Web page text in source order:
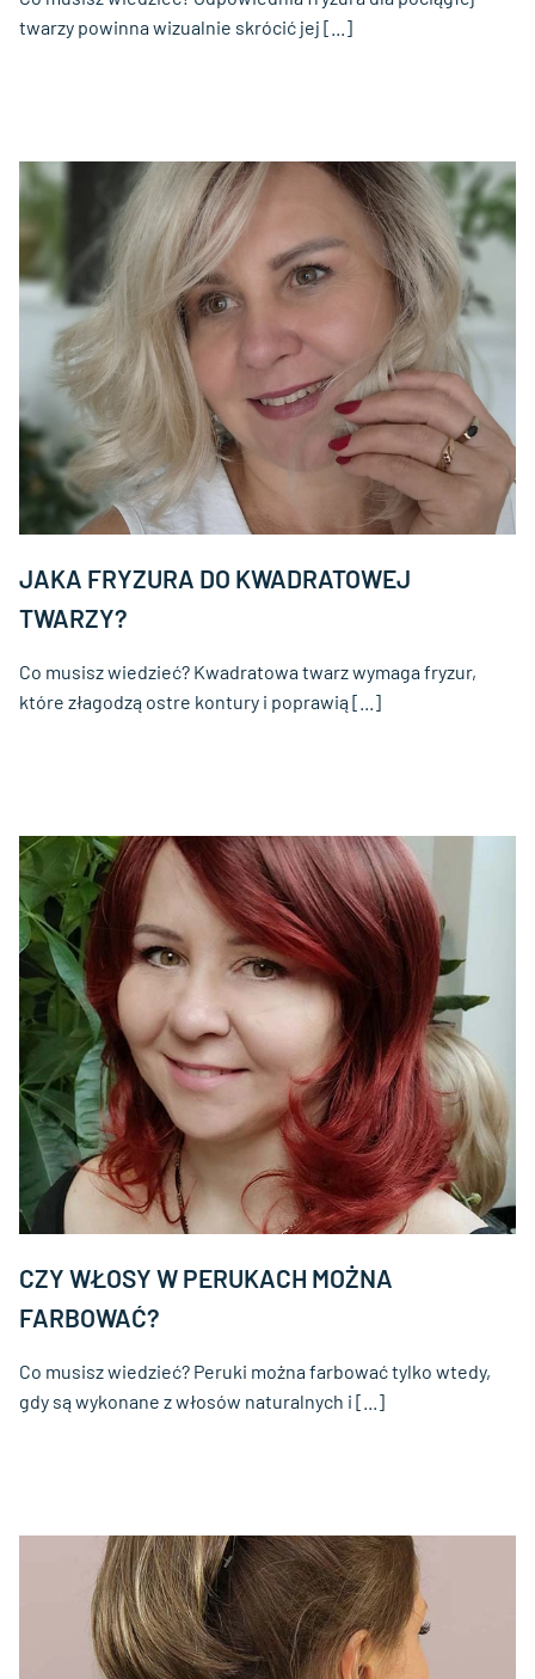
twarzy powinna wizualnie skrócić jej [...]
JAKA FRYZURA DO KWADRATOWEJ
TWARZY?
Co musisz wiedzieć? Kwadratowa twarz wymaga fryzur,
które złagodzą ostre kontury i poprawią [...]
CZY WŁOSY W PERUKACH MOŻNA
FARBOWAĆ?
Co musisz wiedzieć? Peruki można farbować tylko wtedy,
gdy są wykonane z włosów naturalnych i [...]